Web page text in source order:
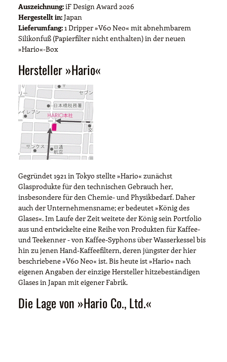
Auszeichnung:iF Design Award 2026
Hergestellt in:Japan
Lieferumfang:1 Dripper »V60 Neo« mit abnehmbarem
Silikonfuß (Papierfilter nicht enthalten) in der neuen
»Hario«-Box
Hersteller »Hario«
Gegründet 1921 in Tokyo stellte »Hario« zunächst
Glasprodukte für den technischen Gebrauch her,
insbesondere für den Chemie- und Physikbedarf. Daher
auch der Unternehmensname; er bedeutet »König des
Glases«. Im Laufe der Zeit weitete der König sein Portfolio
aus und entwickelte eine Reihe von Produkten für Kaffee-
und Teekenner - von Kaffee-Syphons über Wasserkessel bis
hin zu jenen Hand-Kaffeefiltern, deren jüngster der hier
beschriebene »V60 Neo« ist. Bis heute ist »Hario« nach
eigenen Angaben der einzige Hersteller hitzebeständigen
Glases in Japan mit eigener Fabrik.
Die Lage von »Hario Co., Ltd.«